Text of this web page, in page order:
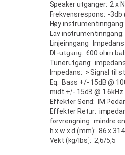
Speaker utganger: 2 x
Frekvensrespons: -3db
Høy
Lav
Linjeinngang:
DI -utgang: 600 ohm
Tunerutgang:
Impedans: > Signal til
Eq: Bass +/- 15dB @
midt +/- 15dB @
Effekter Send: IM
Effekter Retur:
forvrengning: mindre
h x w x d (mm): 86 x
Vekt (kg/lbs): 2,6/5,5